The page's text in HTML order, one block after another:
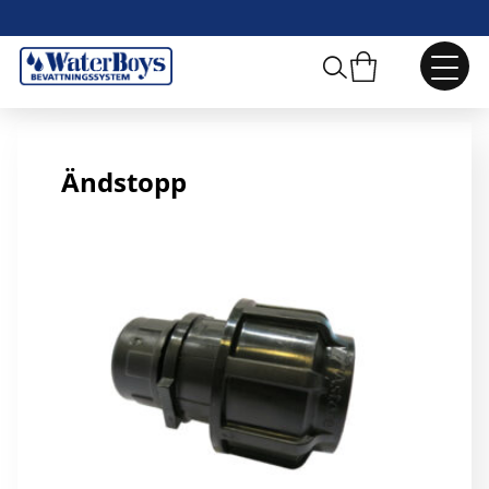
32 mm Ändstopp
Ändstopp